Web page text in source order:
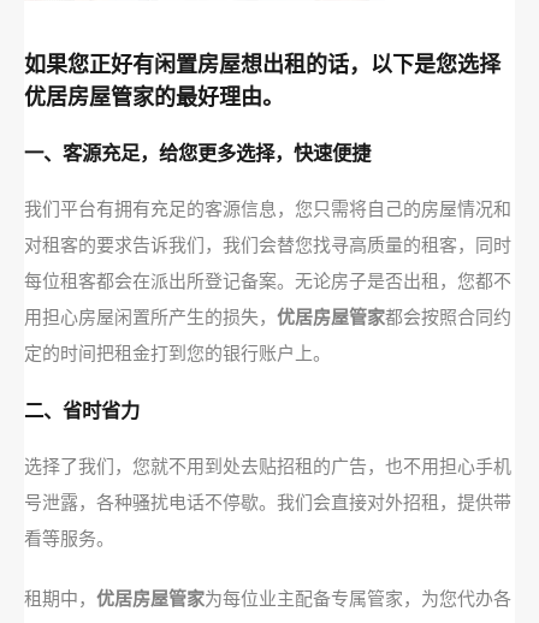
如果您正好有闲置房屋想出租的话，以下是您选择
优居房屋管家的最好理由。
一、客源充足，给您更多选择，快速便捷
我们平台有拥有充足的客源信息，您只需将自己的房屋情况和
对租客的要求告诉我们，我们会替您找寻高质量的租客，同时
每位租客都会在派出所登记备案。无论房子是否出租，您都不
用担心房屋闲置所产生的损失， 优居房屋管家都会按照合同约
定的时间把租金打到您的银行账户上。
二、省时省力
选择了我们，您就不用到处去贴招租的广告，也不用担心手机
号泄露，各种骚扰电话不停歇。我们会直接对外招租，提供带
看等服务。
租期中， 优居房屋管家为每位业主配备专属管家，为您代办各